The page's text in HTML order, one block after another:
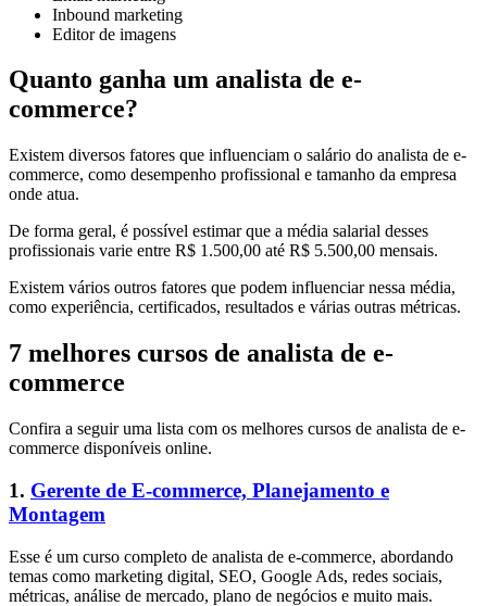
Inbound marketing
Editor de imagens
Quanto ganha um analista de e-
commerce?
Existem diversos fatores que influenciam o salário do analista de e-
commerce, como desempenho profissional e tamanho da empresa
onde atua.
De forma geral, é possível estimar que a média salarial desses
profissionais varie entre R$ 1.500,00 até R$ 5.500,00 mensais.
Existem vários outros fatores que podem influenciar nessa média,
como experiência, certificados, resultados e várias outras métricas.
7 melhores cursos de analista de e-
commerce
Confira a seguir uma lista com os melhores cursos de analista de e-
commerce disponíveis online.
1. Gerente de E-commerce, Planejamento e
Montagem
Esse é um curso completo de analista de e-commerce, abordando
temas como marketing digital, SEO, Google Ads, redes sociais,
métricas, análise de mercado, plano de negócios e muito mais.